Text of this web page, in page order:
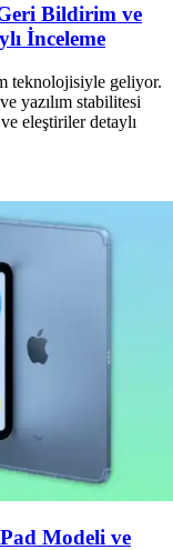
Bildirim ve
İnceleme
teknolojisiyle geliyor.
yazılım stabilitesi
eleştiriler detaylı
Modeli ve